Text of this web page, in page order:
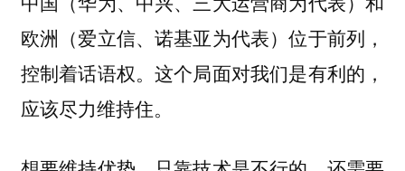
欧洲（爱立信、诺基亚为代表）位于前列，
控制着话语权。这个局面对我们是有利的，
应该尽力维持住。